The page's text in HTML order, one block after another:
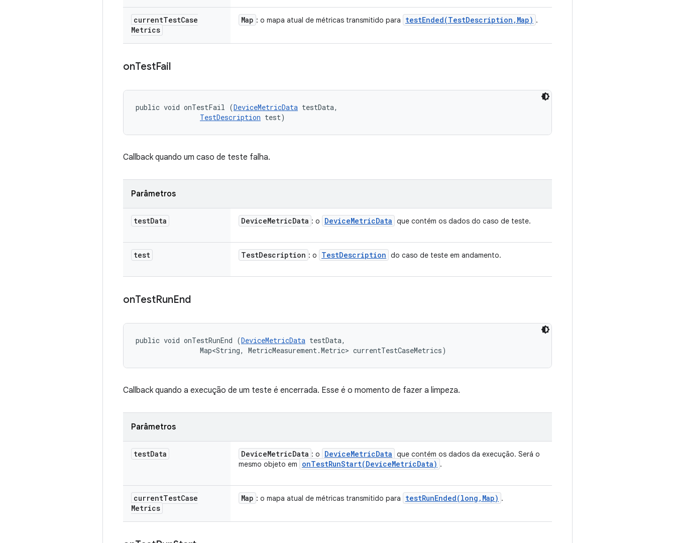
currentTestCase
Metrics
Map : o mapa atual de métricas transmitido para testEnded(TestDescription , Map) .
onTestFail
public void onTestFail (DeviceMetricData testData,
TestDescription test)
Callback quando um caso de teste falha.
Parâmetros
testData DeviceMetricData : o DeviceMetricData que contém os dados do caso de teste.
test TestDescription : o TestDescription do caso de teste em andamento.
onTestRunEnd
public void onTestRunEnd (DeviceMetricData testData,
                Map<String, MetricMeasurement.Metric> currentTestCaseMetrics)
Callback quando a execução de um teste é encerrada. Esse é o momento de fazer a limpeza.
Parâmetros
testData DeviceMetricData : o DeviceMetricData que contém os dados da execução. Será o
mesmo objeto em
onTestRunStart(DeviceMetricData) .
currentTestCase
Metrics
Map : o mapa atual de métricas transmitido para testRunEnded(long , Map) .